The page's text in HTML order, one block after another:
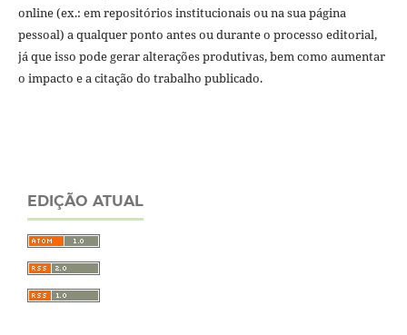
online (ex.: em repositórios institucionais ou na sua página
pessoal) a qualquer ponto antes ou durante o processo editorial,
já que isso pode gerar alterações produtivas, bem como aumentar
o impacto e a citação do trabalho publicado.
EDIÇÃO ATUAL